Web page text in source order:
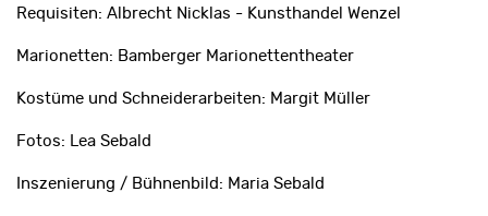
Requisiten: Albrecht Nicklas - Kunsthandel Wenzel
Marionetten: Bamberger Marionettentheater
Kostüme und Schneiderarbeiten: Margit Müller
Fotos: Lea Sebald
Inszenierung / Bühnenbild: Maria Sebald